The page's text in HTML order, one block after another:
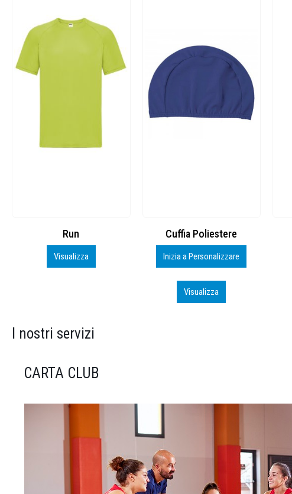
Cuffia Poliestere
Inizia a Personalizzare
BS600 – 5139960
Personalizza
Visualizza
I nostri servizi
CARTA CLUB